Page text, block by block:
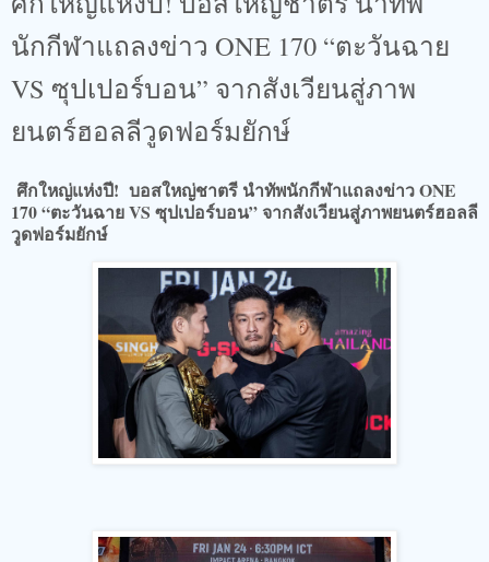
นักกีฬาแถลงข่าว ONE 170 “ตะวันฉาย
VS ซุปเปอร์บอน” จากสังเวียนสู่ภาพ
ยนตร์ฮอลลีวูดฟอร์มยักษ์
ศึกใหญ่แห่งปี! บอสใหญ่ชาตรี นำทัพนักกีฬาแถลงข่าว ONE
170 “ตะวันฉาย VS ซุปเปอร์บอน” จากสังเวียนสู่ภาพยนตร์ฮอลลี
วูดฟอร์มยักษ์